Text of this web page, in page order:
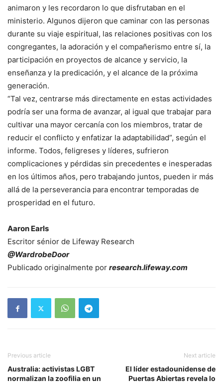
animaron y les recordaron lo que disfrutaban en el
ministerio. Algunos dijeron que caminar con las personas
durante su viaje espiritual, las relaciones positivas con los
congregantes, la adoración y el compañerismo entre sí, la
participación en proyectos de alcance y servicio, la
enseñanza y la predicación, y el alcance de la próxima
generación.
“Tal vez, centrarse más directamente en estas actividades
podría ser una forma de avanzar, al igual que trabajar para
cultivar una mayor cercanía con los miembros, tratar de
reducir el conflicto y enfatizar la adaptabilidad”, según el
informe. Todos, feligreses y líderes, sufrieron
complicaciones y pérdidas sin precedentes e inesperadas
en los últimos años, pero trabajando juntos, pueden ir más
allá de la perseverancia para encontrar temporadas de
prosperidad en el futuro.
Aaron Earls
Escritor sénior de Lifeway Research
@WardrobeDoor
Publicado originalmente por research.lifeway.com
Previous article
Australia: activistas LGBT
normalizan la zoofilia en un
Next article
El líder estadounidense de
Puertas Abiertas revela lo